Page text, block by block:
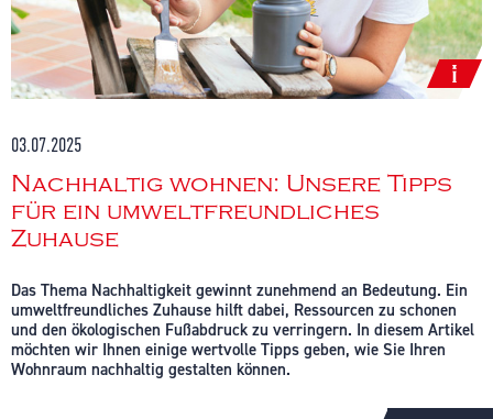
03.07.2025
Nachhaltig wohnen: Unsere Tipps
für ein umweltfreundliches
Zuhause
Das Thema Nachhaltigkeit gewinnt zunehmend an Bedeutung. Ein
umweltfreundliches Zuhause hilft dabei, Ressourcen zu schonen
und den ökologischen Fußabdruck zu verringern. In diesem Artikel
möchten wir Ihnen einige wertvolle Tipps geben, wie Sie Ihren
Wohnraum nachhaltig gestalten können.